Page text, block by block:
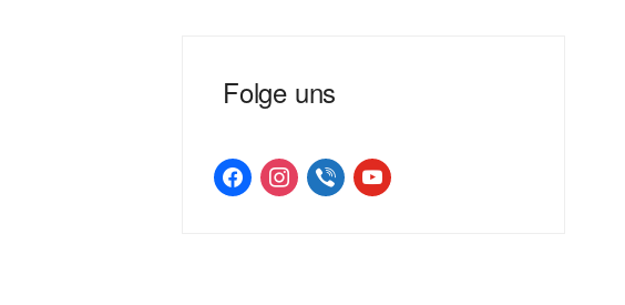
Folge uns
facebookinstagramviber youtube